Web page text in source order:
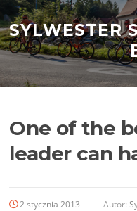
Przejdź
do
treściSYLWESTER
One of the
leader can
2 stycznia 2013 Autor: